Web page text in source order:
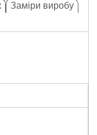
Заміри виробу